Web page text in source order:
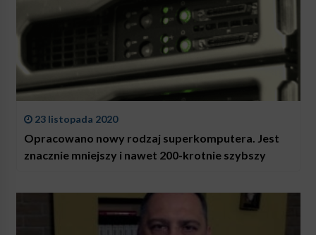
23 listopada 2020
Opracowano nowy rodzaj superkomputera. Jest
znacznie mniejszy i nawet 200-krotnie szybszy